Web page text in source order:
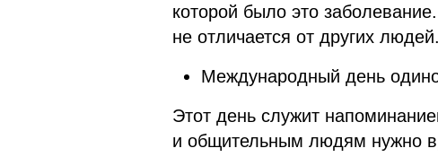
которой было это
не отличается от других людей.
Международный день
Этот день служит
и общительным людям нужно